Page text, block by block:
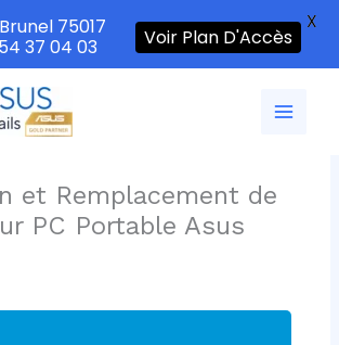
et Remplacement de
PC Portable Asus
75017
37 04 03
Voir Plan D'Accès
X